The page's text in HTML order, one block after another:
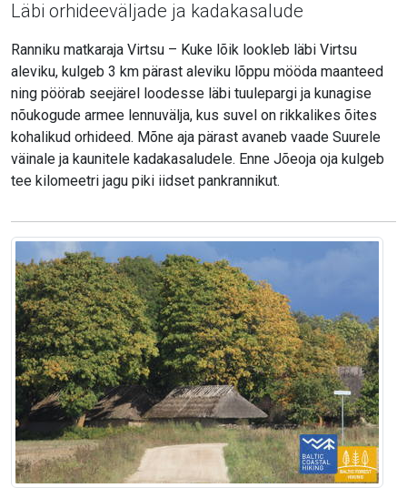
Läbi orhideeväljade ja kadakasalude
Ranniku matkaraja Virtsu – Kuke lõik lookleb läbi Virtsu
aleviku, kulgeb 3 km pärast aleviku lõppu mööda maanteed
ning pöörab seejärel loodesse läbi tuulepargi ja kunagise
nõukogude armee lennuvälja, kus suvel on rikkalikes õites
kohalikud orhideed. Mõne aja pärast avaneb vaade Suurele
väinale ja kaunitele kadakasaludele. Enne Jõeoja oja kulgeb
tee kilomeetri jagu piki iidset pankrannikut.